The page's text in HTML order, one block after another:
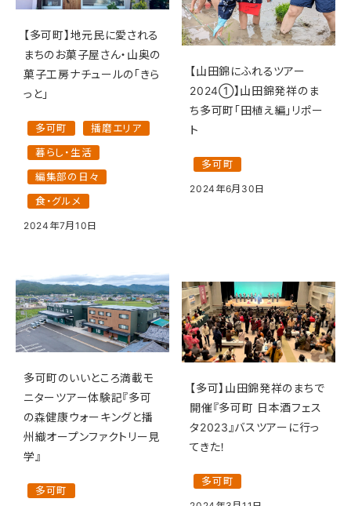
【多可町】地元民に愛される
まちのお菓子屋さん・山奥の
菓子工房ナチュールの「きら
っと」
多可町 播磨エリア
暮らし・生活
編集部の日々
食・グルメ
2024年7月10日
【山田錦にふれるツアー
2024①】山田錦発祥のま
ち多可町「田植え編」リポー
ト
多可町
2024年6月30日
多可町のいいところ満載モ
ニターツアー体験記『多可
の森健康ウォーキングと播
州織オープンファクトリー見
学』
多可町
【多可】山田錦発祥のまちで
開催『多可町 日本酒フェス
タ2023』バスツアーに行っ
てきた！
多可町